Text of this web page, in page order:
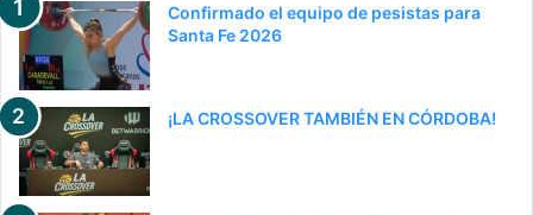
Confirmado el equipo de pesistas para
Santa Fe 2026
¡LA CROSSOVER TAMBIÉN EN CÓRDOBA!